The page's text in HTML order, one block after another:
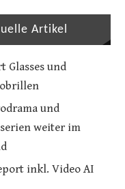
Artikel
Glasses und
und
weiter im
inkl. Video AI